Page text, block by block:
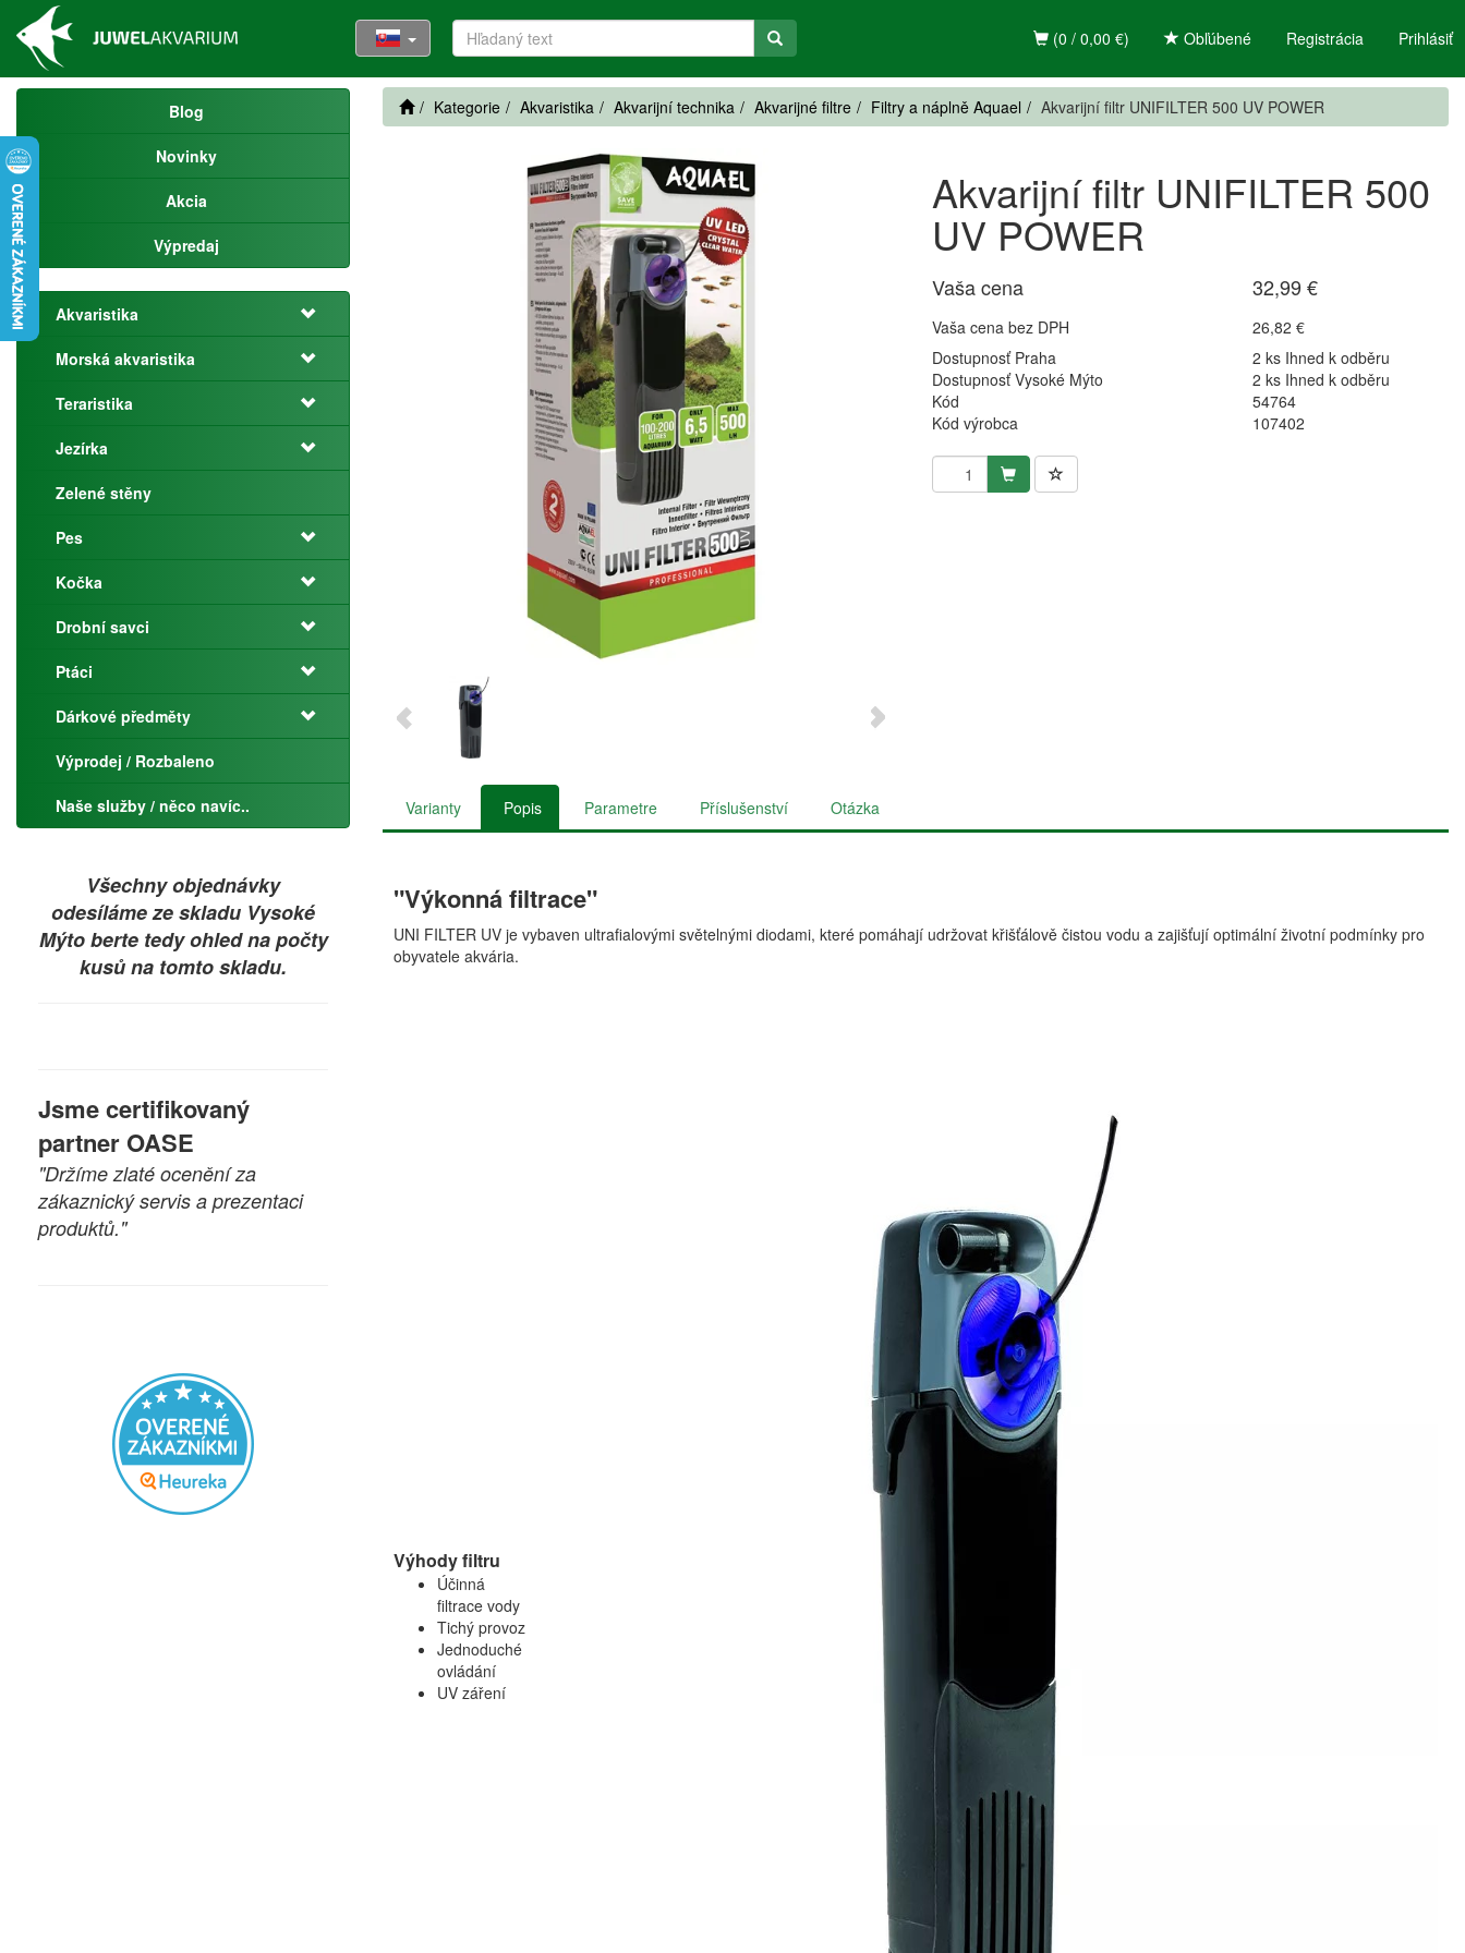
Registrácia Prihlásiť
(0 / 0,00 €) Obľúbené
Blog
Novinky
Akcia
Výpredaj
Akvaristika
Morská akvaristika
Teraristika
Jezírka
Zelené stěny
Pes
Kočka
Drobní savci
Ptáci
Dárkové předměty
Výprodej / Rozbaleno
Naše služby / něco navíc..
Všechny objednávky
odesíláme ze skladu Vysoké
Mýto berte tedy ohled na počty
kusů na tomto skladu.
Jsme certifikovaný
partner OASE
"Držíme zlaté ocenění za
zákaznický servis a prezentaci
produktů."
Kategorie Akvaristika Akvarijní technika Akvarijné filtre Filtry a náplně Aquael Akvarijní filtr UNIFILTER 500 UV POWER
Akvarijní filtr UNIFILTER 500
UV POWER
Vaša cena 32,99 €
Vaša cena bez DPH
26,82 €
Dostupnosť Praha
2 ks Ihned k odběru
Dostupnosť Vysoké Mýto
2 ks Ihned k odběru
Kód
54764
Kód výrobca
107402
Varianty Popis Parametre Příslušenství Otázka
"Výkonná filtrace"
UNI FILTER UV je vybaven ultrafialovými světelnými diodami, které pomáhají udržovat křišťálově čistou vodu a zajišťují optimální životní podmínky pro
obyvatele akvária.
Výhody filtru
Účinná
filtrace vody
Tichý provoz
Jednoduché
ovládání
UV záření